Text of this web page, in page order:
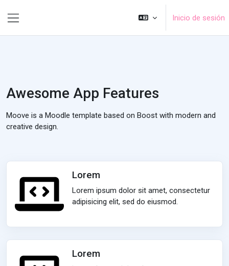
Inicio de sesión
Awesome App Features
Moove is a Moodle template based on Boost with modern and
creative design.
Lorem
Lorem ipsum dolor sit amet, consectetur
adipisicing elit, sed do eiusmod.
Lorem